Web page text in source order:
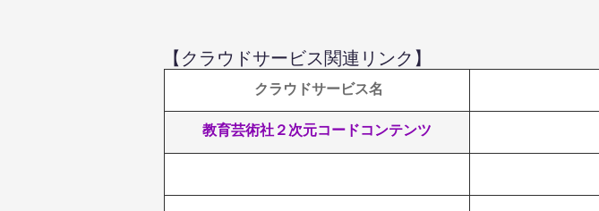
クラウドサービス名
教育芸術社２次元コードコンテンツ
【クラウドサービス関連リンク】